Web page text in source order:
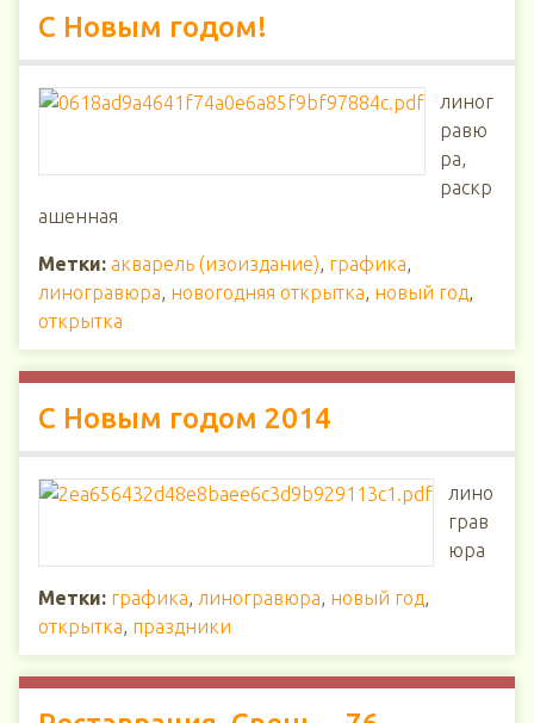
С Новым годом!
линог
равю
ра,
раскр
ашенная
Метки: акварель (изоиздание), графика,
линогравюра, новогодняя открытка, новый год,
открытка
С Новым годом 2014
лино
грав
юра
Метки: графика, линогравюра, новый год,
открытка, праздники